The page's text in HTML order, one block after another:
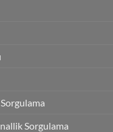
Sorgulama